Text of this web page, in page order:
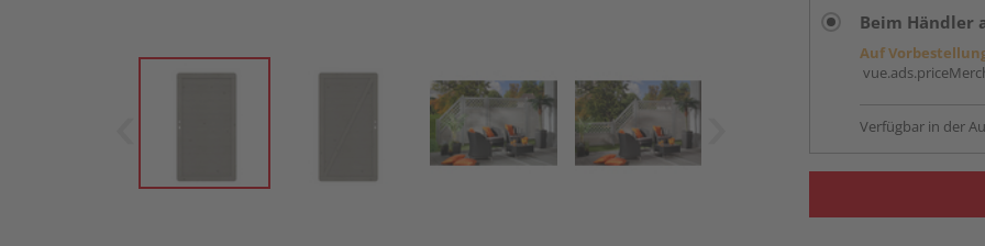
Beim Händler
Auf
Verfügbar in der